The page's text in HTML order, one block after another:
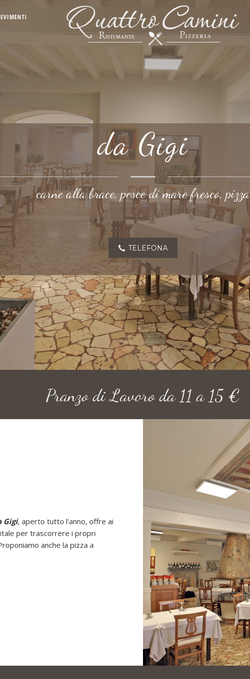
da Gigi
carne alla brace, pesce di mare fresco, pizza
TELEFONA
Pranzo di Lavoro da 11 a 15 €
Gigi, aperto tutto l'anno, offre ai
per trascorrere i propri
anche la pizza a